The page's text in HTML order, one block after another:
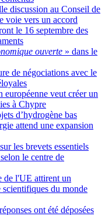
discussion au Conseil de
voie vers un accord
le 16 septembre des
ouverte » dans le
de négociations avec le
européenne veut créer un
à Chypre
d’hydrogène bas
attend une expansion
les brevets essentiels
le centre de
de l'UE attirent un
scientifiques du monde
ont été déposées